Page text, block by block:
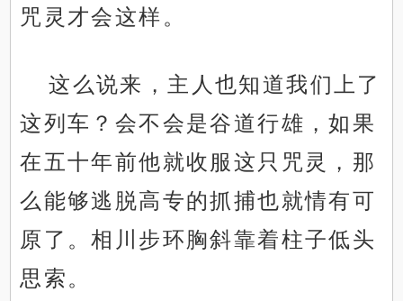
咒灵才会这样。
这么说来，主人也知道我们上了
这列车？会不会是谷道行雄，如果
在五十年前他就收服这只咒灵，那
么能够逃脱高专的抓捕也就情有可
原了。相川步环胸斜靠着柱子低头
思索。